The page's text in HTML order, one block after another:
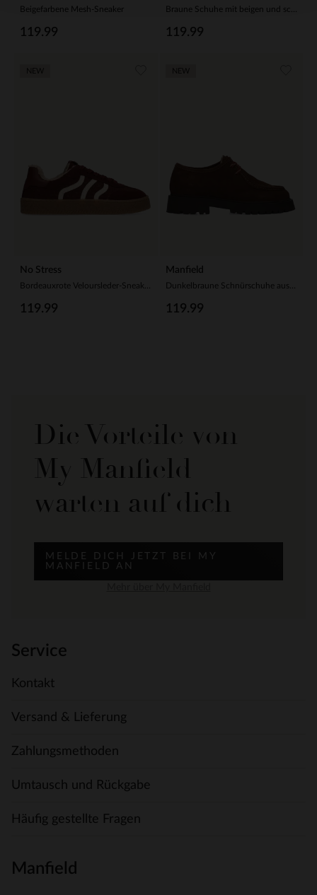
Beigefarbene Mesh-Sneaker
119.99 119.99
No Stress
119.99
Manfield
119.99
Die Vorteile von
My Manfield
warten auf dich
MELDE DICH JETZT BEI MY
MANFIELD AN
Service
Kontakt
Versand & Lieferung
Zahlungsmethoden
Umtausch und Rückgabe
Häufig gestellte Fragen
Manfield